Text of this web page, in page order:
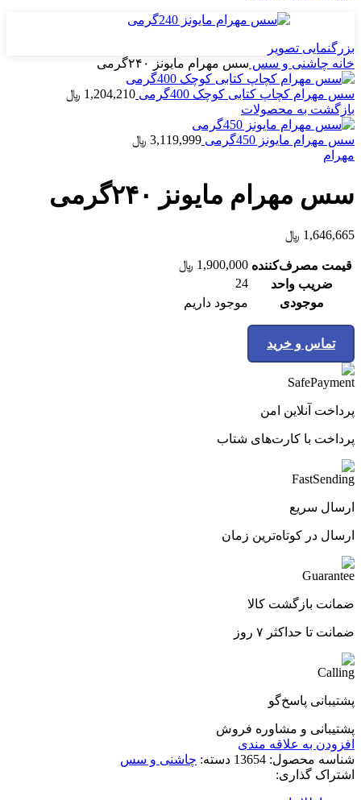
بزرگنمایی تصویر
خانه چاشنی و سس سس مهرام مایونز ۲۴۰گرمی
سس مهرام کچاپ کتابی کوچک 400گرمی 1,204,210 ﷼
بازگشت به محصولات
سس مهرام مایونز 450گرمی 3,119,999 ﷼
مهرام
سس مهرام مایونز ۲۴۰گرمی
1,646,665 ﷼
قیمت مصرف‌کننده 1,900,000 ﷼
ضریب واحد
24
موجودی
موجود داریم
تماس و خرید
پرداخت آنلاین امن
پرداخت با کارت‌های شتاب
ارسال سریع
ارسال در کوتاه‌ترین زمان
ضمانت بازگشت کالا
ضمانت تا حداکثر ۷ روز
پشتیبانی پاسخ‌گو
پشتیبانی و مشاوره فروش
افزودن به علاقه مندی
شناسه محصول: 13654 دسته: چاشنی و سس
اشتراک گذاری: